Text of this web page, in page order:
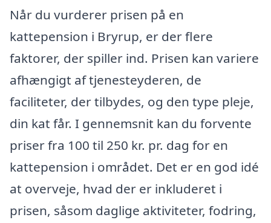
Når du vurderer prisen på en
kattepension i Bryrup, er der flere
faktorer, der spiller ind. Prisen kan variere
afhængigt af tjenesteyderen, de
faciliteter, der tilbydes, og den type pleje,
din kat får. I gennemsnit kan du forvente
priser fra 100 til 250 kr. pr. dag for en
kattepension i området. Det er en god idé
at overveje, hvad der er inkluderet i
prisen, såsom daglige aktiviteter, fodring,